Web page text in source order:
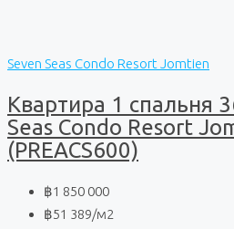
Seven Seas Condo Resort Jomtien
Квартира 1 спальня
Seas Condo Resort
(PREACS600)
฿1 850 000
฿51 389/м2